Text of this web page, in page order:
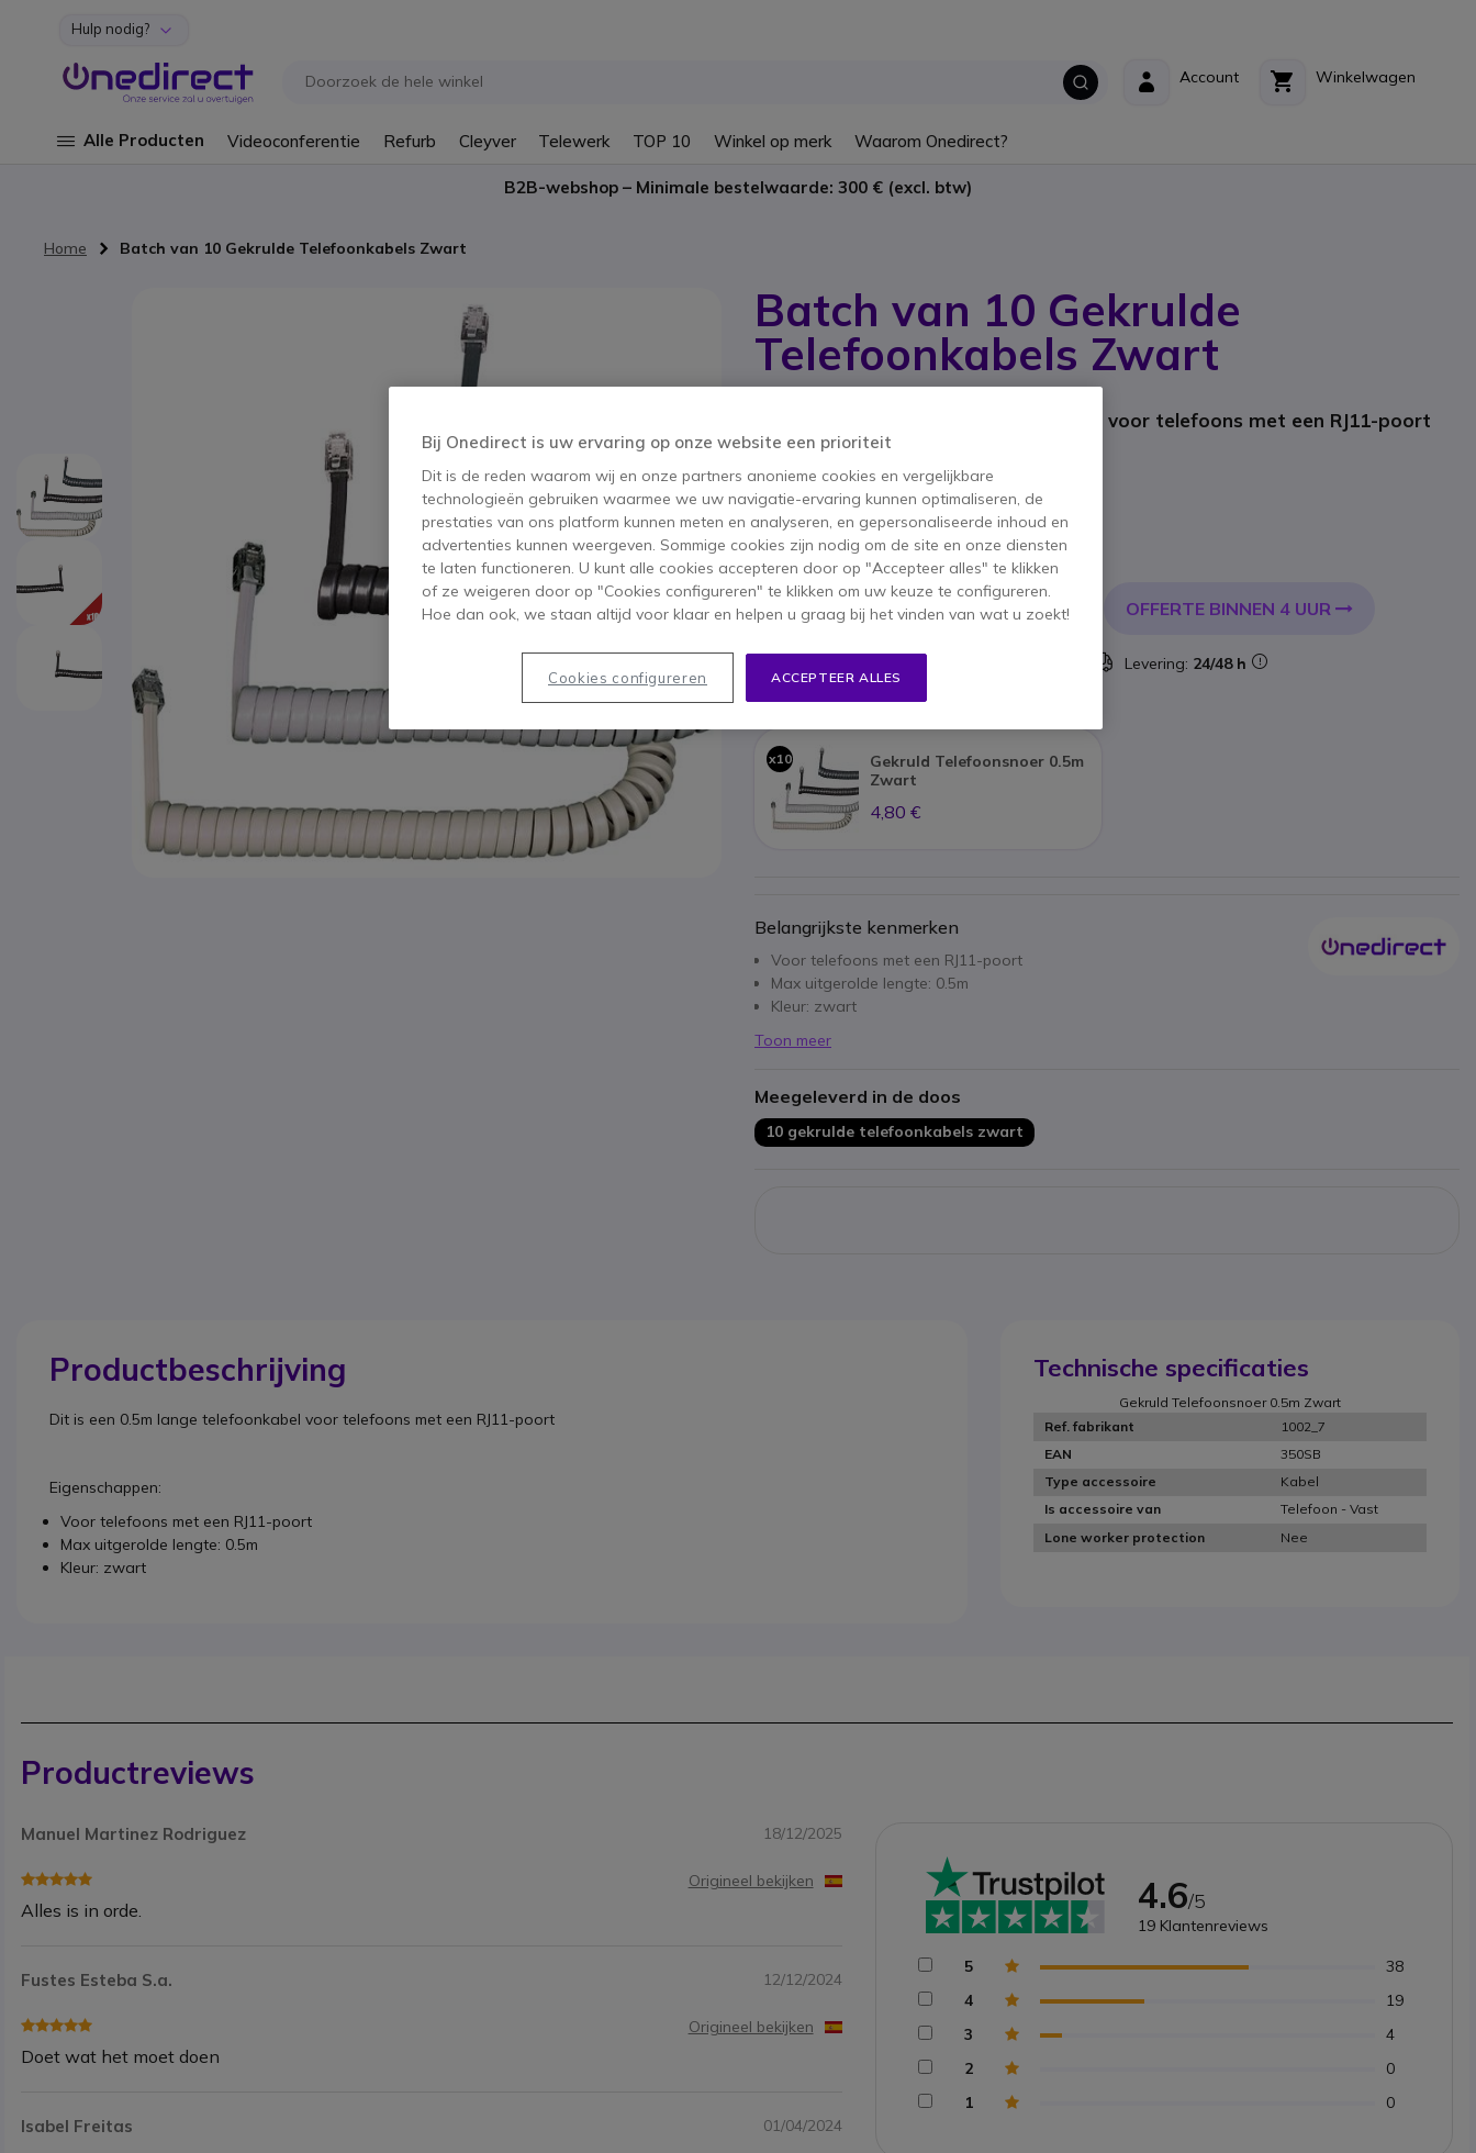
Ga naar de inhoud
Hulp nodig?
Winkelwagen
Account
Alle Producten Videoconferentie Refurb Cleyver Telewerk TOP 10 Winkel op merk Waarom Onedirect?
B2B-webshop – Minimale bestelwaarde: 300 € (excl. btw)
Home Batch van 10 Gekrulde Telefoonkabels Zwart
Batch van 10 Gekrulde
Telefoonkabels Zwart
Batch van 10 gekrulde telefoonkabels voor telefoons met een RJ11-poort
4.6 van 61 Reviews
BESPAAR 31,49 € PACK
79,50 €
48,02 € ex. BTW - 58,10 € incl. BTW
Aantal
IN WINKELWAGEN OFFERTE BINNEN 4 UUR
Levering: 24/48 h
x10
Gekruld Telefoonsnoer 0.5m
Zwart
4,80 €
Belangrijkste kenmerken
Voor telefoons met een RJ11-poort
Max uitgerolde lengte: 0.5m
Kleur: zwart
Toon meer
Meegeleverd in de doos
10 gekrulde telefoonkabels zwart
Productbeschrijving
Dit is een 0.5m lange telefoonkabel voor telefoons met een RJ11-poort
Eigenschappen:
Voor telefoons met een RJ11-poort
Max uitgerolde lengte: 0.5m
Kleur: zwart
Technische specificaties
Gekruld Telefoonsnoer 0.5m Zwart
Ref. fabrikant
1002_7
EAN
350SB
Type accessoire
Kabel
Is accessoire van
Telefoon - Vast
Lone worker protection
Nee
Productreviews
Manuel Martinez Rodriguez 18/12/2025
Alles is in orde.
Origineel bekijken
Fustes Esteba S.a. 12/12/2024
Doet wat het moet doen
Origineel bekijken
Isabel Freitas 01/04/2024
4.6/5
19 Klantenreviews
5
38
4
19
3
4
2
0
1
0
Bij Onedirect is uw ervaring op onze website een prioriteit
Dit is de reden waarom wij en onze partners anonieme cookies en vergelijkbare
technologieën gebruiken waarmee we uw navigatie-ervaring kunnen optimaliseren, de
prestaties van ons platform kunnen meten en analyseren, en gepersonaliseerde inhoud en
advertenties kunnen weergeven. Sommige cookies zijn nodig om de site en onze diensten
te laten functioneren. U kunt alle cookies accepteren door op "Accepteer alles" te klikken
of ze weigeren door op "Cookies configureren" te klikken om uw keuze te configureren.
Hoe dan ook, we staan altijd voor klaar en helpen u graag bij het vinden van wat u zoekt!
ACCEPTEER ALLES
Cookies configureren